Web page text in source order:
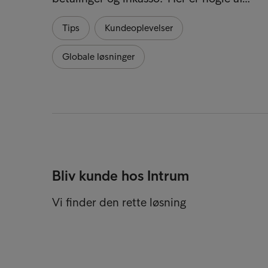
Tips Kundeoplevelser
Globale løsninger
Bliv kunde hos Intrum
Vi finder den rette løsning